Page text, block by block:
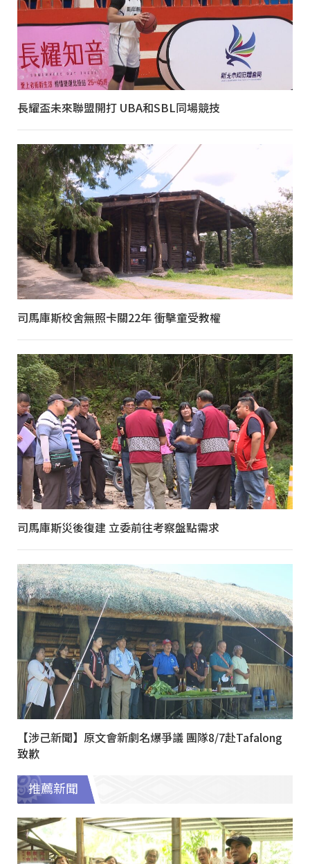
長耀盃未來聯盟開打 UBA和SBL同場競技
司馬庫斯校舍無照卡關22年 衝擊童受教權
司馬庫斯災後復建 立委前往考察盤點需求
【涉己新聞】原文會新劇名爆爭議 團隊8/7赴Tafalong
致歉
推薦新聞